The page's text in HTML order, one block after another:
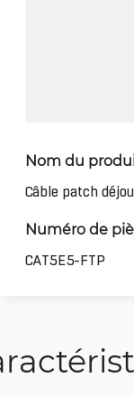
Nom du
Câble patch
Numéro de
CAT5E5-FTP